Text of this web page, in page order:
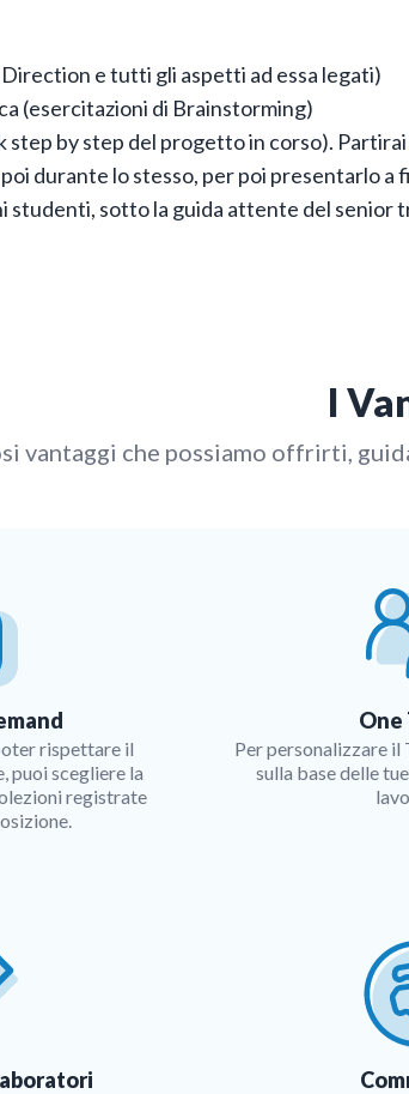
Direction e tutti gli aspetti ad essa legati)
(esercitazioni di Brainstorming)
step by step del progetto in corso). Partirai
durante lo stesso, per poi presentarlo a
studenti, sotto la guida attente del senior
I
vantaggi che possiamo offrirti,
rispettare il
puoi scegliere la
registrate
One
Per personalizzare il
sulla base delle